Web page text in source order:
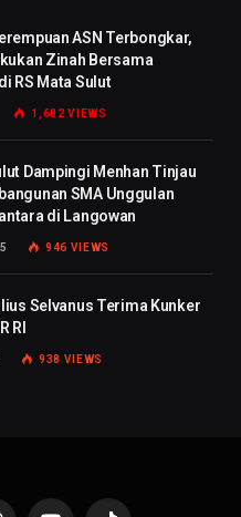
ASN Terbongkar,
Zinah Bersama
RS Mata Sulut
1,682VIEWS
Dampingi Menhan Tinjau
SMA Unggulan
di Langowan
946 VIEWS
Selvanus Terima Kunker
RI
938 VIEWS